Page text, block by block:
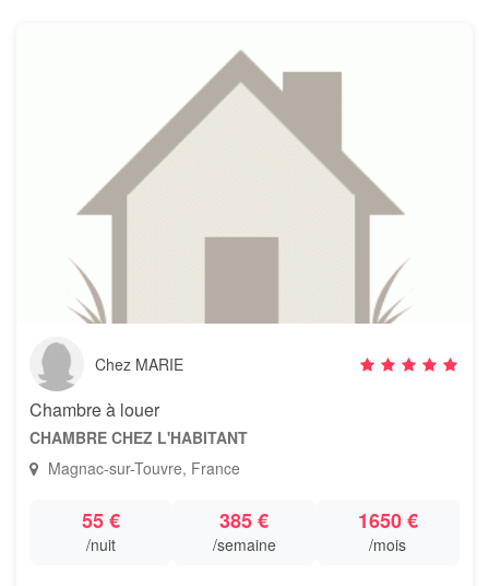
Chez MARIE
Chambre à louer
CHAMBRE CHEZ L'HABITANT
Magnac-sur-Touvre, France
55 €
/nuit
385 €
/semaine
1650 €
/mois